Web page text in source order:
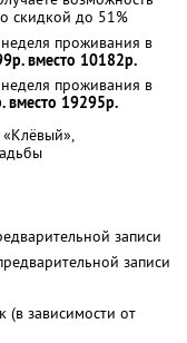
скидкой до 51%
проживания в
вместо 10182р.
проживания в
вместо 19295р.
записи
записи
(в зависимости от